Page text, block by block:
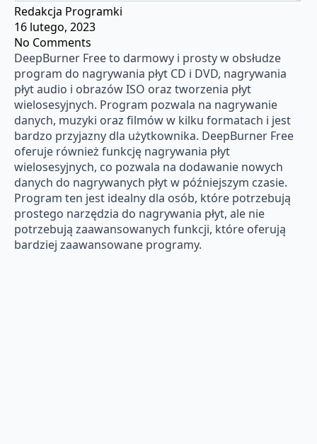
Redakcja Programki
16 lutego, 2023
No Comments
DeepBurner Free to darmowy i prosty w obsłudze
program do nagrywania płyt CD i DVD, nagrywania
płyt audio i obrazów ISO oraz tworzenia płyt
wielosesyjnych. Program pozwala na nagrywanie
danych, muzyki oraz filmów w kilku formatach i jest
bardzo przyjazny dla użytkownika. DeepBurner Free
oferuje również funkcję nagrywania płyt
wielosesyjnych, co pozwala na dodawanie nowych
danych do nagrywanych płyt w późniejszym czasie.
Program ten jest idealny dla osób, które potrzebują
prostego narzędzia do nagrywania płyt, ale nie
potrzebują zaawansowanych funkcji, które oferują
bardziej zaawansowane programy.